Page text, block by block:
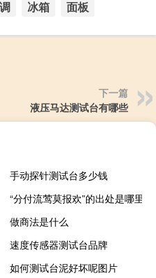
冰箱 面板
下一篇
液压马达测试台有哪些
手动探针测试台多少钱
“分付流莺莫报欢”的出处是哪里
做商法是什么
速度传感器测试台品牌
如何测试台泥好坏呢图片